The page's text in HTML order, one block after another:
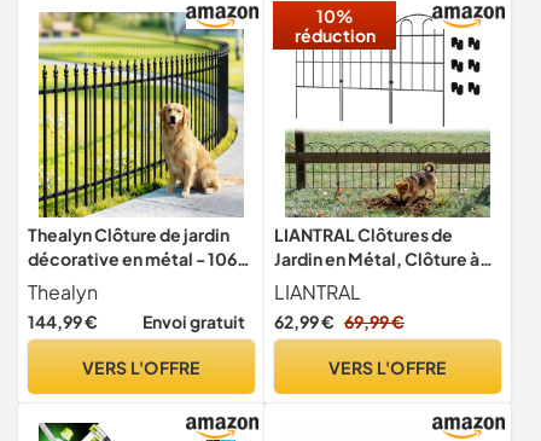
Thealyn Clôture de jardin
décorative en métal - 106
cm de haut x 76 cm de large
(5 panneaux, longueur
totale 3,8 m) - Clôture
parterre de fleurs, cour,
Thealyn
144,99 € Envoi gratuit
VERS L'OFFRE
10%
réduction
LIANTRAL Clôtures de
Jardin en Métal, Clôture à
insérer, 28 pièces
LIANTRAL
62,99 € 69,99 €
VERS L'OFFRE